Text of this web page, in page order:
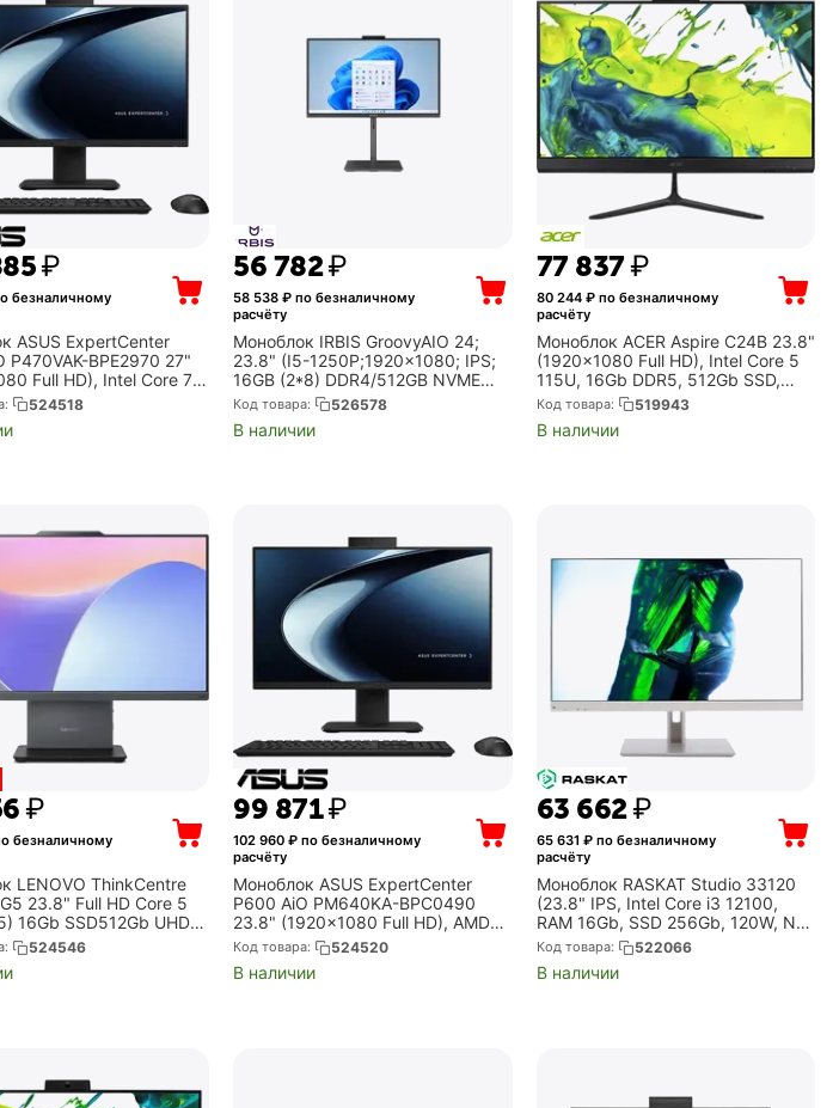
₽
безналичному
ASUS ExpertCenter
P470VAK-BPE2970 27"
Full HD), Intel Core 7
DDR5, 512Gb SSD,
без ОС, чёрный
524518
56 782₽
58 538 ₽ по безналичному
расчёту
Моноблок IRBIS GroovyAIO 24;
23.8" (I5-1250P;1920x1080; IPS;
16GB (2*8) DDR4/512GB NVME
SSD, wifi6 AX101, microSD, type C
full function, RJ45, WebCam
5MP(mag...
Код товара: 526578
В наличии
77 837₽
80 244₽ по безналичному
расчёту
Моноблок ACER Aspire C24B 23.8"
(1920x1080 Full HD), Intel Core 5
115U, 16Gb DDR5, 512Gb SSD,
Intel Graphics, без ОС, чёрный
(DQ.BT5CD.002)
Код товара: 519943
В наличии
₽
безналичному
LENOVO ThinkCentre
23.8" Full HD Core 5
16Gb SSD512Gb UHDG
WiFi BT 90W
мышь Cam серый
(12S...
524546
99 871₽
102 960 ₽ по безналичному
расчёту
Моноблок ASUS ExpertCenter
P600 AiO PM640KA-BPC0490
23.8" (1920x1080 Full HD), AMD
Ryzen AI 7 350, 32Gb DDR5, 1Tb
SSD, Radeon 860M, без ОС,
чёрный (90PT0463-...
Код товара: 524520
В наличии
63 662₽
65 631 ₽ по безналичному
расчёту
Моноблок RASKAT Studio 33120
(23.8" IPS, Intel Core i3 12100,
RAM 16Gb, SSD 256Gb, 120W, No
OS) (Studio33120232836)
Код товара: 522066
В наличии